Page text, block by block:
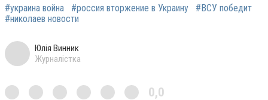
#украина война #россия вторжение в Украину
#ВСУ победит
#николаев новости
Юлія Винник
Журналістка
0,0